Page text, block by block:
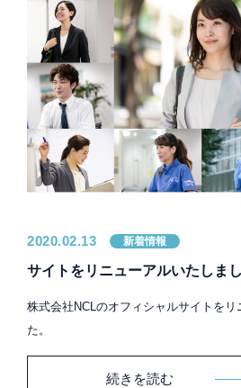
2020.02.13 新着情報
サイトをリニューアルいたしまし
株式会社NCLのオフィシャルサイトをリ
た。
続きを読む